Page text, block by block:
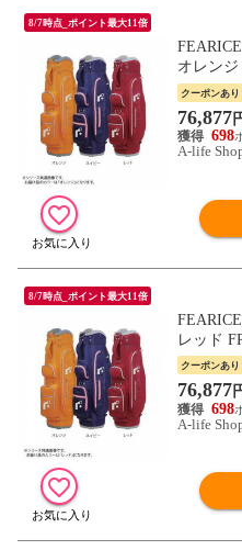
8/7時点_ポイント最大11倍
オレンジ
クーポンあり
76,877
698
A-life
8/7時点_ポイント最大11倍
レッド
クーポンあり
76,877
698
A-life